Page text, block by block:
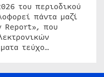
του περιοδικού
πάντα μαζί
Report», που
τεύχο…